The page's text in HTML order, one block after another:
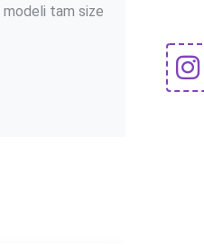
modeli tam size